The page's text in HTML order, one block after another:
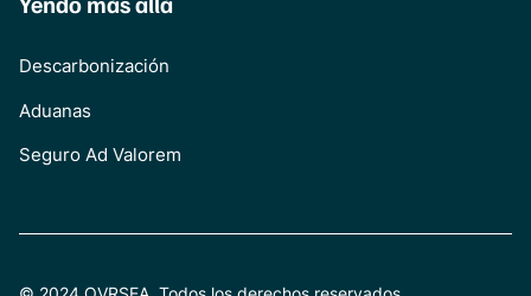
Descarbonización
Aduanas
Seguro Ad Valorem